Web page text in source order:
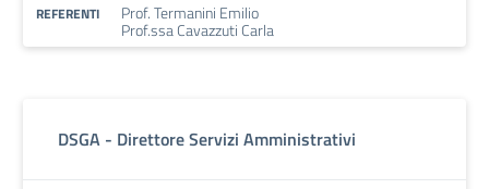
REFERENTI Prof. Termanini Emilio
Prof.ssa Cavazzuti Carla
DSGA - Direttore Servizi Amministrativi